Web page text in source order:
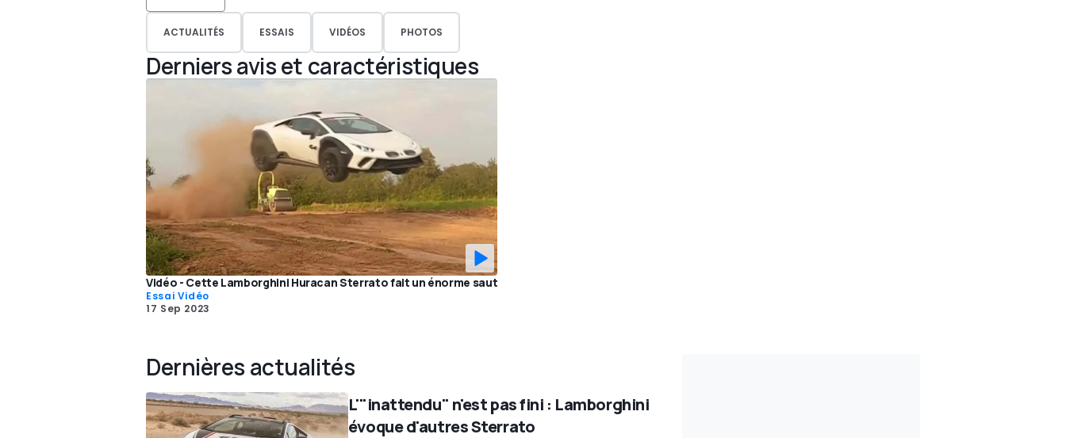
ACTUALITÉS ESSAIS VIDÉOS PHOTOS
Derniers avis et caractéristiques
Vidéo - Cette Lamborghini Huracan Sterrato fait un énorme saut
Essai Vidéo
17 Sep 2023
Dernières actualités
L'"inattendu" n'est pas fini : Lamborghini
évoque d'autres Sterrato